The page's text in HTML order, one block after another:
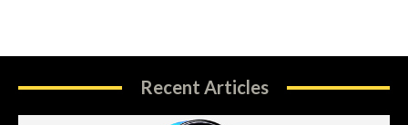
Recent Articles